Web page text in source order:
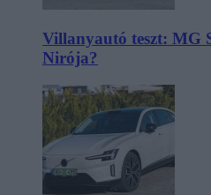
Villanyautó teszt: MG
Nirója?